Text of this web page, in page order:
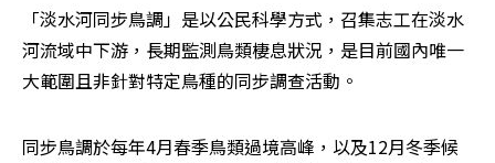
「淡水河同步鳥調」是以公民科學方式，召集志工在淡水
河流域中下游，長期監測鳥類棲息狀況，是目前國內唯一
大範圍且非針對特定鳥種的同步調查活動。
同步鳥調於每年4月春季鳥類過境高峰，以及12月冬季候